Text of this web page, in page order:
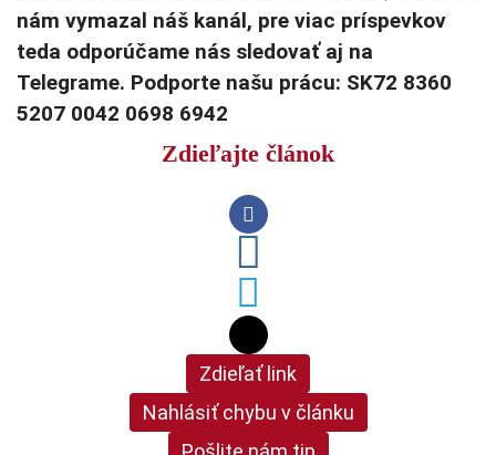
nám vymazal náš kanál, pre viac príspevkov
teda odporúčame nás sledovať aj na
Telegrame. Podporte našu prácu: SK72 8360
5207 0042 0698 6942
Zdieľajte článok
Zdieľať link
Nahlásiť chybu v článku